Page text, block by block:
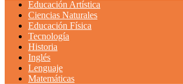
Educación Artística
Ciencias Naturales
Educación Física
Tecnología
Historia
Inglés
Lenguaje
Matemáticas